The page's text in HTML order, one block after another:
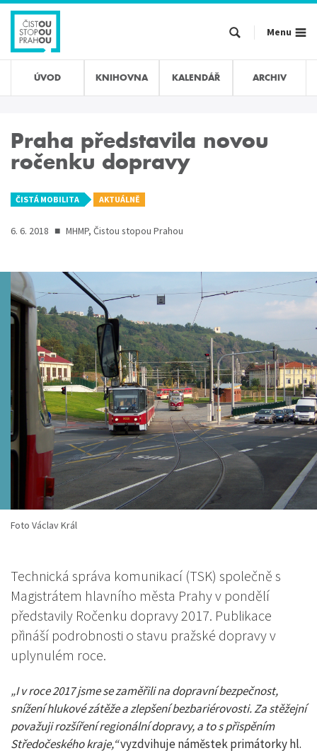
Přejít
hlavnímu
obsahu
Menu
ÚVOD KNIHOVNA KALENDÁŘ ARCHIV
Praha představila novou
ročenku dopravy
ČISTÁ MOBILITA AKTUÁLNĚ
6. 6. 2018 ■ MHMP, Čistou stopou Prahou
Foto Václav Král
Technická správa komunikací (TSK) společně s
Magistrátem hlavního města Prahy v pondělí
představily Ročenku dopravy 2017. Publikace
přináší podrobnosti o stavu pražské dopravy v
uplynulém roce.
„I v roce 2017 jsme se zaměřili na dopravní bezpečnost,
snížení hlukové zátěže a zlepšení bezbariérovosti. Za stěžejní
považuji rozšíření regionální dopravy, a to s přispěním
Středočeského kraje,“vyzdvihuje náměstek primátorky hl.